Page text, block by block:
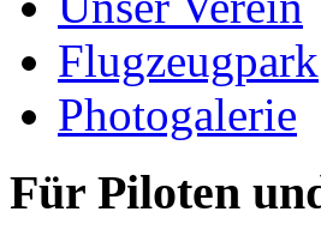
Flugzeugpark
Photogalerie
Für Piloten